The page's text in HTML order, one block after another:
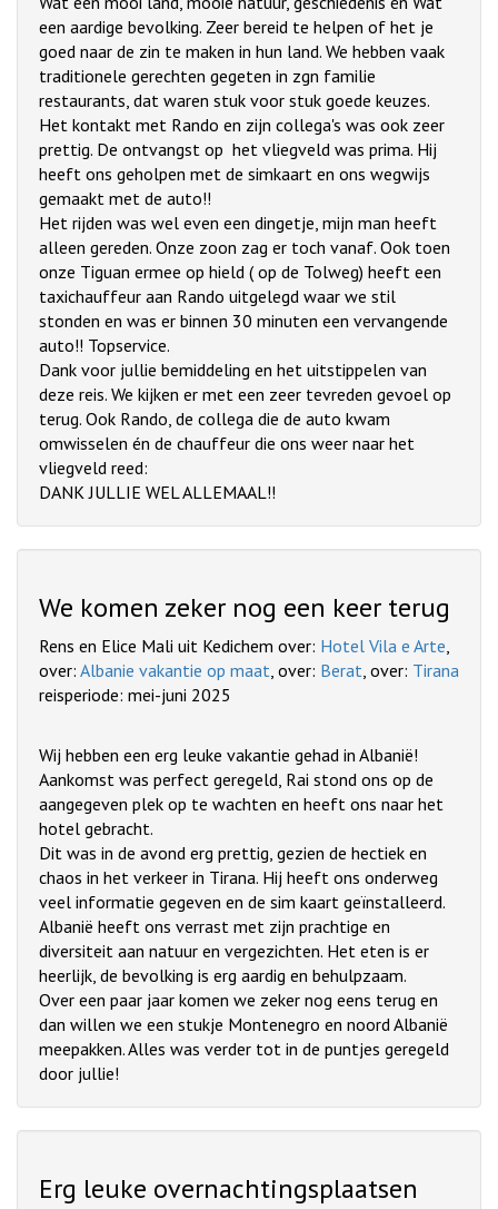
een aardige bevolking. Zeer bereid te helpen of het je
goed naar de zin te maken in hun land. We hebben vaak
traditionele gerechten gegeten in zgn familie
restaurants, dat waren stuk voor stuk goede keuzes.
Het kontakt met Rando en zijn collega's was ook zeer
prettig. De ontvangst op het vliegveld was prima. Hij
heeft ons geholpen met de simkaart en ons wegwijs
gemaakt met de auto!!
Het rijden was wel even een dingetje, mijn man heeft
alleen gereden. Onze zoon zag er toch vanaf. Ook toen
onze Tiguan ermee op hield ( op de Tolweg) heeft een
taxichauffeur aan Rando uitgelegd waar we stil
stonden en was er binnen 30 minuten een vervangende
auto!! Topservice.
Dank voor jullie bemiddeling en het uitstippelen van
deze reis. We kijken er met een zeer tevreden gevoel op
terug. Ook Rando, de collega die de auto kwam
omwisselen én de chauffeur die ons weer naar het
vliegveld reed:
DANK JULLIE WEL ALLEMAAL!!
We komen zeker nog een keer terug
Rens en Elice Mali uit Kedichem over: Hotel Vila e Arte,
over: Albanie vakantie op maat, over: Berat, over: Tirana
reisperiode: mei-juni 2025
Wij hebben een erg leuke vakantie gehad in Albanië!
Aankomst was perfect geregeld, Rai stond ons op de
aangegeven plek op te wachten en heeft ons naar het
hotel gebracht.
Dit was in de avond erg prettig, gezien de hectiek en
chaos in het verkeer in Tirana. Hij heeft ons onderweg
veel informatie gegeven en de sim kaart geïnstalleerd.
Albanië heeft ons verrast met zijn prachtige en
diversiteit aan natuur en vergezichten. Het eten is er
heerlijk, de bevolking is erg aardig en behulpzaam.
Over een paar jaar komen we zeker nog eens terug en
dan willen we een stukje Montenegro en noord Albanië
meepakken. Alles was verder tot in de puntjes geregeld
door jullie!
Erg leuke overnachtingsplaatsen